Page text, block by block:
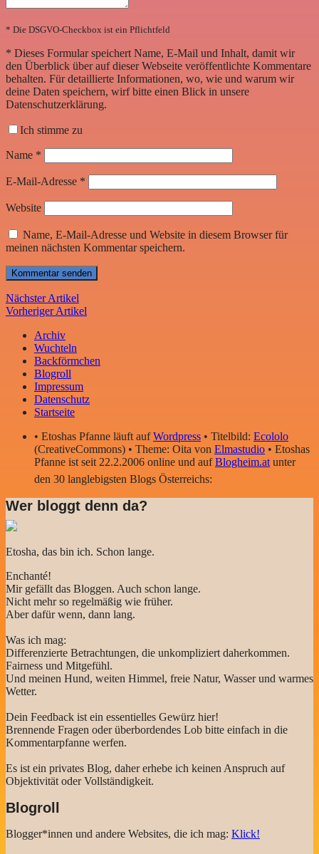
* Die DSGVO-Checkbox ist ein Pflichtfeld
* Dieses Formular speichert Name, E-Mail und Inhalt, damit wir
den Überblick über auf dieser Webseite veröffentlichte Kommentare
behalten. Für detaillierte Informationen, wo, wie und warum wir
deine Daten speichern, wirf bitte einen Blick in unsere
Datenschutzerklärung.
Ich stimme zu
Name *
E-Mail-Adresse *
Website
Name, E-Mail-Adresse und Website in diesem Browser für
meinen nächsten Kommentar speichern.
Nächster Artikel
Vorheriger Artikel
Archiv
Wuchteln
Backförmchen
Blogroll
Impressum
Datenschutz
Startseite
• Etoshas Pfanne läuft aufWordpress • Titelbild: Ecololo
(CreativeCommons) • Theme: Oita von Elmastudio • Etoshas
Pfanne ist seit 22.2.2006 online und aufBlogheim.atunter
den 30 langlebigsten Blogs Österreichs:
Wer bloggt denn da?
Etosha, das bin ich. Schon lange.
Enchanté!
Mir gefällt das Bloggen. Auch schon lange.
Nicht mehr so regelmäßig wie früher.
Aber dafür wenn, dann lang.
Was ich mag:
Differenzierte Betrachtungen, die unkompliziert daherkommen.
Fairness und Mitgefühl.
Und meinen Hund, weiten Himmel, freie Natur, Wasser und warmes
Wetter.
Dein Feedback ist ein essentielles Gewürz hier!
Brennende Fragen oder überbordendes Lob bitte einfach in die
Kommentarpfanne werfen.
Es ist ein privates Blog, daher erhebe ich keinen Anspruch auf
Objektivität oder Vollständigkeit.
Blogroll
Blogger*innen und andere Websites, die ich mag: Klick!